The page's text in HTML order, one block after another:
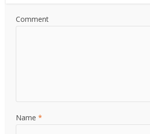
Comment
Name *